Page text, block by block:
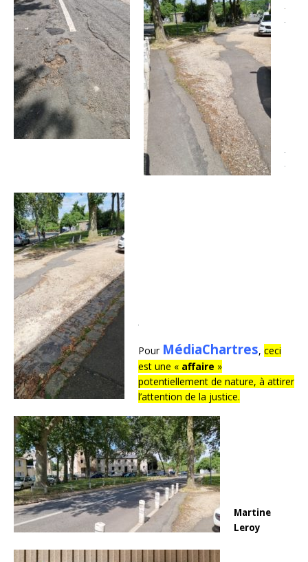
Pour MédiaChartres, ceci
est une « affaire »
potentiellement de nature, à attirer
l’attention de la justice.
Martine
Leroy